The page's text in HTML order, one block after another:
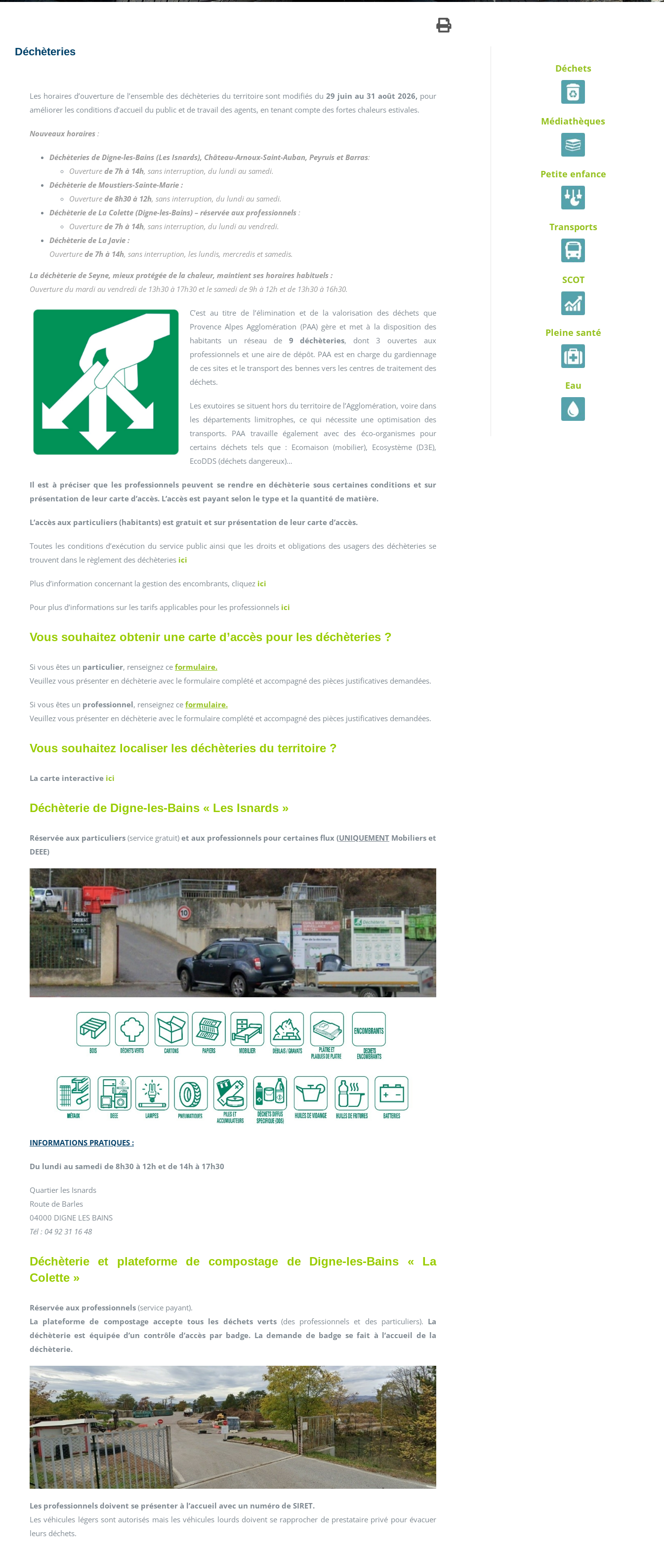
Déchèteries
Les horaires d’ouverture de l’ensemble des déchèteries du territoire sont modifiés du29 juin au 31 août 2026, pour
améliorer les conditions d’accueil du public et de travail des agents, en tenant compte des fortes chaleurs estivales.
Nouveaux horaires:
Déchèteries de Digne-les-Bains (Les Isnards), Château-Arnoux-Saint-Auban, Peyruis et Barras:
Ouverture de 7h à 14h, sans interruption, du lundi au samedi.
Déchèterie de Moustiers-Sainte-Marie :
Ouverture de 8h30 à 12h, sans interruption, du lundi au samedi.
Déchèterie de La Colette (Digne-les-Bains) – réservée aux professionnels :
Ouverture de 7h à 14h, sans interruption, du lundi au vendredi.
Déchèterie de La Javie :
Ouverture de 7h à 14h, sans interruption, les lundis, mercredis et samedis.
La déchèterie de Seyne, mieux protégée de la chaleur, maintient ses horaires habituels :
Ouverture du mardi au vendredi de 13h30 à 17h30 et le samedi de 9h à 12h et de 13h30 à 16h30.
C’est au titre de l’élimination et de la valorisation des déchets que
Provence Alpes Agglomération (PAA) gère et met à la disposition des
habitants un réseau de 9 déchèteries, dont 3 ouvertes aux
professionnels et une aire de dépôt. PAA est en charge du gardiennage
de ces sites et le transport des bennes vers les centres de traitement des
déchets.
Les exutoires se situent hors du territoire de l’Agglomération, voire dans
les départements limitrophes, ce qui nécessite une optimisation des
transports. PAA travaille également avec des éco-organismes pour
certains déchets tels que : Ecomaison (mobilier), Ecosystème (D3E),
EcoDDS (déchets dangereux)…
Il est à préciser que les professionnels peuvent se rendre en déchèterie sous certaines conditions et sur
présentation de leur carte d’accès. L’accès est payant selon le type et la quantité de matière.
L’accès aux particuliers (habitants) est gratuit et sur présentation de leur carte d’accès.
Toutes les conditions d’exécution du service public ainsi que les droits et obligations des usagers des déchèteries se
trouvent dans le règlement des déchèteries ici
Plus d’information concernant la gestion des encombrants, cliquez ici
Pour plus d’informations sur les tarifs applicables pour les professionnels ici
Vous souhaitez obtenir une carte d’accès pour les déchèteries ?
Si vous êtes un particulier, renseignez ce formulaire.
Veuillez vous présenter en déchèterie avec le formulaire complété et accompagné des pièces justificatives demandées.
Si vous êtes un professionnel, renseignez ce formulaire.
Veuillez vous présenter en déchèterie avec le formulaire complété et accompagné des pièces justificatives demandées.
Vous souhaitez localiser les déchèteries du territoire ?
La carte interactive ici
Déchèterie de Digne-les-Bains « Les Isnards »
Réservée aux particuliers(service gratuit) et aux professionnels pour certaines flux (UNIQUEMENT Mobiliers et
DEEE)
INFORMATIONS PRATIQUES :
Du lundi au samedi de 8h30 à 12h et de 14h à 17h30
Quartier les Isnards
Route de Barles
04000 DIGNE LES BAINS
Tél : 04 92 31 16 48
Déchèterie et plateforme de compostage de Digne-les-Bains « La
Colette »
Réservée aux professionnels(service payant).
La plateforme de compostage accepte tous les déchets verts (des professionnels et des particuliers). La
déchèterie est équipée d’un contrôle d’accès par badge. La demande de badge se fait à l’accueil de la
déchèterie.
Les professionnels doivent se présenter à l’accueil avec un numéro de SIRET.
Les véhicules légers sont autorisés mais les véhicules lourds doivent se rapprocher de prestataire privé pour évacuer
leurs déchets.
Déchets
Médiathèques
Petite enfance
Transports
SCOT
Pleine santé
Eau